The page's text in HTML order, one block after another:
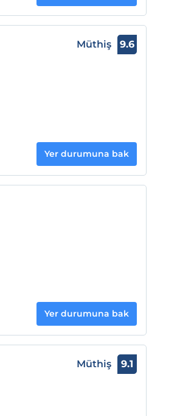
Müthiş 9.6
Yer durumuna bak
Yer durumuna bak
Müthiş 9.1